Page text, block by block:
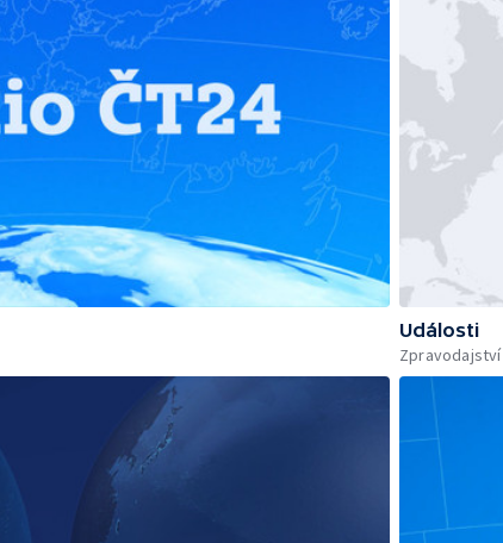
Události
Zpravodajství